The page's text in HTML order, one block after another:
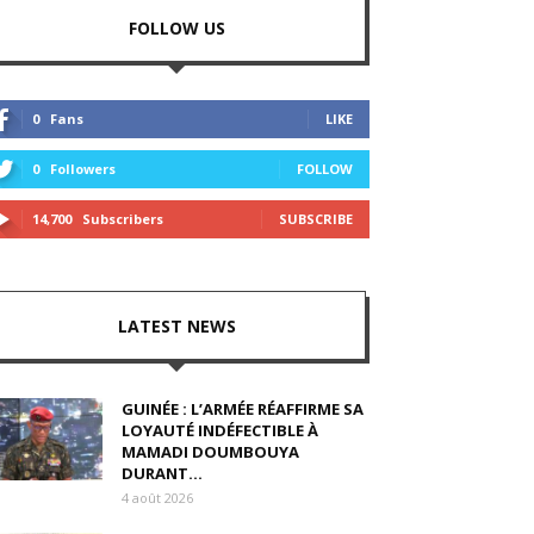
FOLLOW US
0 Fans LIKE
0 Followers FOLLOW
14,700 Subscribers SUBSCRIBE
LATEST NEWS
GUINÉE : L’ARMÉE RÉAFFIRME SA
LOYAUTÉ INDÉFECTIBLE À
MAMADI DOUMBOUYA
DURANT...
4 août 2026